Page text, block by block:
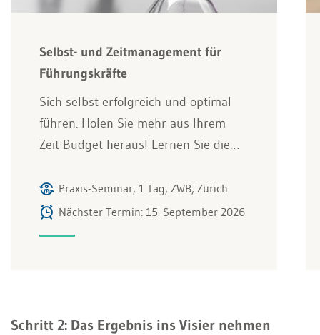
Selbst- und Zeitmanagement für
Führungskräfte
Sich selbst erfolgreich und optimal
führen. Holen Sie mehr aus Ihrem
Zeit-Budget heraus! Lernen Sie die…
Praxis-Seminar, 1 Tag, ZWB, Zürich
Nächster Termin: 15. September 2026
Schritt 2: Das Ergebnis ins Visier nehmen